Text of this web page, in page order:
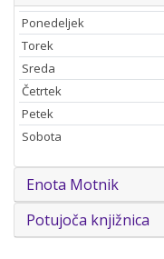
Ponedeljek
Torek
Sreda
Četrtek
Petek
Sobota
Enota Motnik
Potujoča knjižnica